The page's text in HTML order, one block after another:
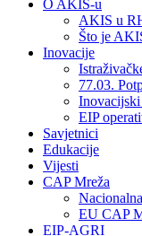
O AKIS-u
AKIS u
Što je
Inovacije
77.03.
EIP
Savjetnici
Edukacije
Vijesti
CAP Mreža
EU CAP
EIP-AGRI